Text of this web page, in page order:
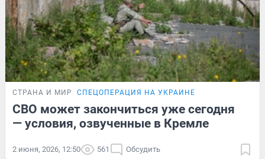
СТРАНА И МИР СПЕЦОПЕРАЦИЯ НА УКРАИНЕ
СВО может закончиться уже сегодня
— условия, озвученные в Кремле
2 июня, 2026, 12:50 561 Обсудить